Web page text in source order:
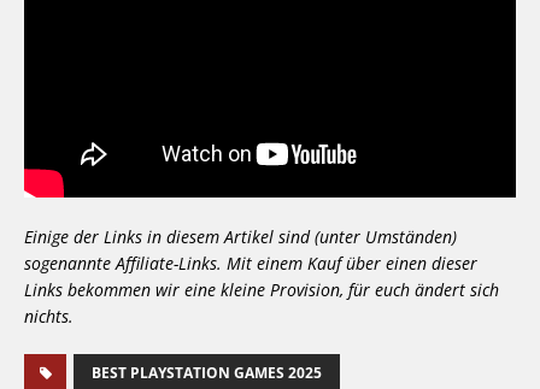
Einige der Links in diesem Artikel sind (unter Umständen)
sogenannte Affiliate-Links. Mit einem Kauf über einen dieser
Links bekommen wir eine kleine Provision, für euch ändert sich
nichts.
BEST PLAYSTATION GAMES 2025